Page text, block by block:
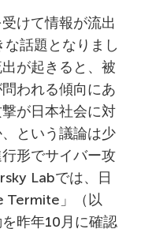
けて情報が流出
話題となりまし
が起きると、被
われる傾向にあ
が日本社会に対
という議論は少
形でサイバー攻
Labでは、日
Termite」（以
昨年10月に確認